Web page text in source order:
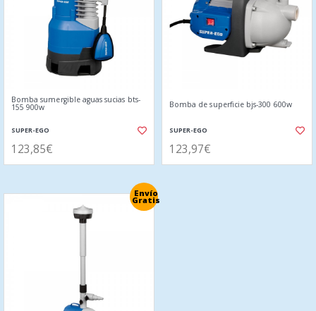
Bomba sumergible aguas sucias bts-
155 900w
SUPER-EGO
123,85€
Bomba de superficie bjs-300 600w
SUPER-EGO
123,97€
Envío
Gratis